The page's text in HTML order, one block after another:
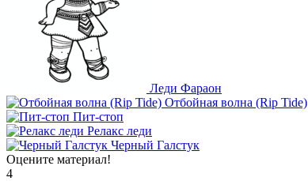
Леди Фараон
Отбойная волна (Rip Tide)
Пит-стоп
Релакс леди
Черный Галстук
Оцените материал!
4